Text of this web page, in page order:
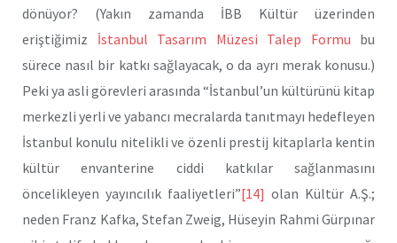
dönüyor? (Yakın zamanda İBB Kültür üzerinden
eriştiğimiz İstanbul Tasarım Müzesi Talep Formu bu
sürece nasıl bir katkı sağlayacak, o da ayrı merak konusu.)
Peki ya asli görevleri arasında “İstanbul’un kültürünü kitap
merkezli yerli ve yabancı mecralarda tanıtmayı hedefleyen
İstanbul konulu nitelikli ve özenli prestij kitaplarla kentin
kültür envanterine ciddi katkılar sağlanmasını
öncelikleyen yayıncılık faaliyetleri”[14] olan Kültür A.Ş.;
neden Franz Kafka, Stefan Zweig, Hüseyin Rahmi Gürpınar